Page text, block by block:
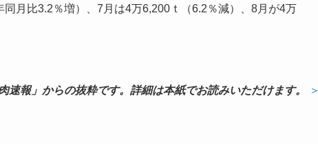
月比3.2％増）、7月は4万6,200ｔ（6.2％減）、8月が4万
報」からの抜粋です。詳細は本紙でお読みいただけます。
＞